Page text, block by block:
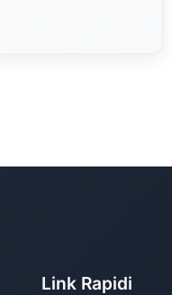
Scienze
Link Rapidi